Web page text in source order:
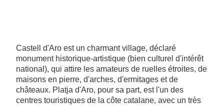
Castell d'Aro est un charmant village, déclaré
monument historique-artistique (bien culturel d'intérêt
national), qui attire les amateurs de ruelles étroites, de
maisons en pierre, d'arches, d'ermitages et de
châteaux. Platja d'Aro, pour sa part, est l'un des
centres touristiques de la côte catalane, avec un très